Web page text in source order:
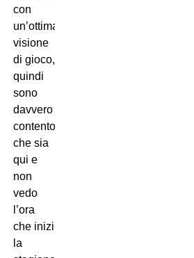
con
un’ottima
visione
di gioco,
quindi
sono
davvero
contento
che sia
qui e
non
vedo
l’ora
che inizi
la